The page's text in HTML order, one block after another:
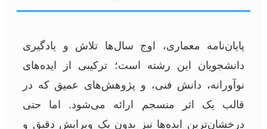
پایان‌نامه معماری، اوج سال‌ها تلاش و یادگیری
دانشجویان این رشته است؛ ترکیبی از ایده‌های
نوآورانه، دانش فنی، و پژوهش‌های عمیق که در
قالب یک اثر منسجم ارائه می‌شود. اما حتی
درخشان‌ترین ایده‌ها نیز بدون یک ویرایش دقیق و